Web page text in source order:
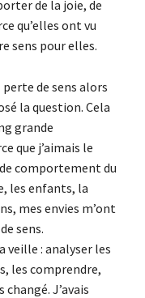
de la joie, de
qu’elles ont vu
sens pour elles.
perte de sens alors
la question. Cela
grande
que j’aimais le
comportement du
les enfants, la
mes envies m’ont
sens.
veille : analyser les
les comprendre,
J’avais